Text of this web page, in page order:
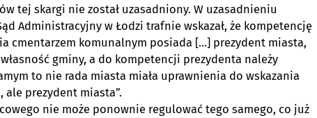
tej skargi nie został uzasadniony. W uzasadnieniu
Administracyjny w Łodzi trafnie wskazał, że kompetencję
cmentarzem komunalnym posiada […] prezydent miasta,
gminy, a do kompetencji prezydenta należy
to nie rada miasta miała uprawnienia do wskazania
prezydent miasta”.
nie może ponownie regulować tego samego, co już